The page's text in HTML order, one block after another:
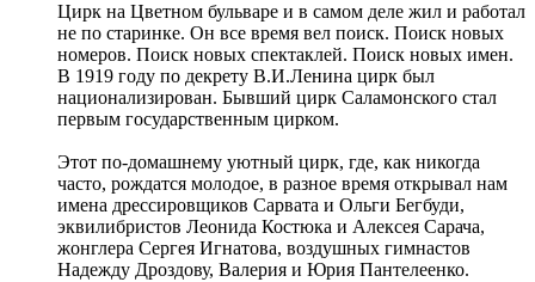
Цирк на Цветном бульваре и в самом деле жил и работал
не по старинке. Он все время вел поиск. Поиск новых
номеров. Поиск новых спектаклей. Поиск новых имен.
В 1919 году по декрету В.И.Ленина цирк был
национализирован. Бывший цирк Саламонского стал
первым государственным цирком.
Этот по-домашнему уютный цирк, где, как никогда
часто, рождатся молодое, в разное время открывал нам
имена дрессировщиков Сарвата и Ольги Бегбуди,
эквилибристов Леонида Костюка и Алексея Сарача,
жонглера Сергея Игнатова, воздушных гимнастов
Надежду Дроздову, Валерия и Юрия Пантелеенко.